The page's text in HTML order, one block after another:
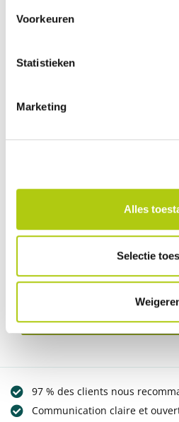
Voorkeuren
Statistieken
Marketing
Alles
Selectie
Performance CX
Moteur central avec 85 Nm de
Convient aux cyclistes
E-bike sans permis de conduire
Pedelec homologué pour la
Comprend les garde-boue «
Pour ruff cycles lil'missy essential
97 % des clients nous
Communication claire et